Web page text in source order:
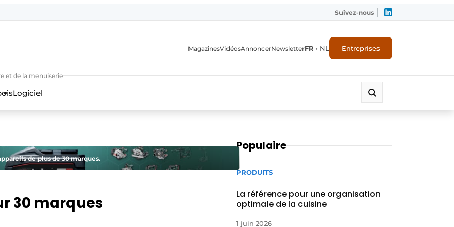
Suivez-nous
et de la menuiserie
MagazinesVidéosAnnoncerNewsletterFR • NL Entreprises
Logiciel
de plus de 30 marques.
30 marques
Populaire
PRODUITS
La référence pour une organisation
optimale de la cuisine
1 juin 2026